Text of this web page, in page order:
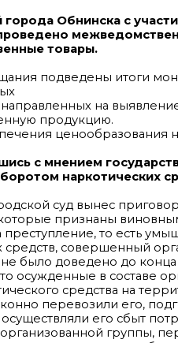
города Обнинска с
товары.
подведены итоги
на
продукцию.
ценообразования
с мнением
наркотических
суд вынес
признаны
то есть
средств, совершенный
было доведено до конца
осужденные в составе
средства на
перевозили его,
его сбыт
группы,